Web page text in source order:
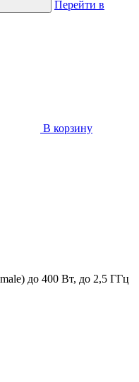
Перейти в
В корзину
до 400 Вт, до 2,5 ГГц